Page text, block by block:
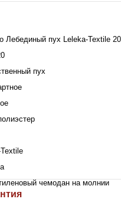
Лебединый пух Leleka-Textile
пух
чемодан на молнии